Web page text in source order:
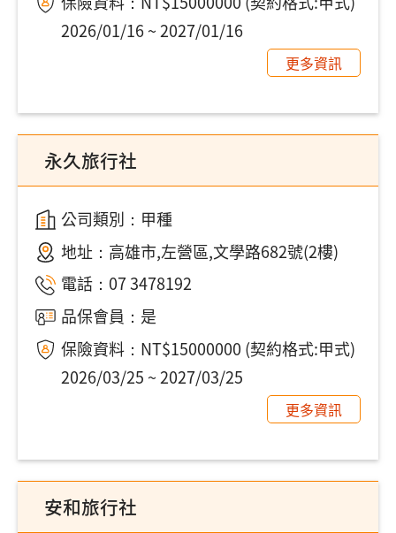
2026/01/16 ~ 2027/01/16
更多資訊
永久旅行社
公司類別：甲種
地址： 高雄市,左營區,文學路682號(2樓)
電話： 07 3478192
品保會員：是
保險資料：NT$15000000 (契約格式:甲式)
2026/03/25 ~ 2027/03/25
更多資訊
安和旅行社